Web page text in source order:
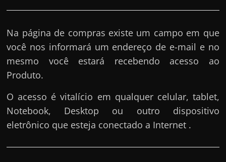
Na página de compras existe um campo em que
você nos informará um endereço de e-mail e no
mesmo você estará recebendo acesso ao
Produto.
O acesso é vitalício em qualquer celular, tablet,
Notebook, Desktop ou outro dispositivo
eletrônico que esteja conectado a Internet .